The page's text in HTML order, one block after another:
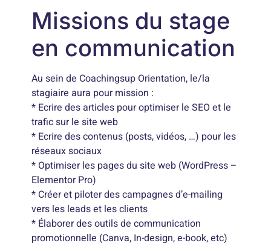
Missions du stage
en communication
Au sein de Coachingsup Orientation, le/la
stagiaire aura pour mission :
* Ecrire des articles pour optimiser le SEO et le
trafic sur le site web
* Ecrire des contenus (posts, vidéos, …) pour les
réseaux sociaux
* Optimiser les pages du site web (WordPress –
Elementor Pro)
* Créer et piloter des campagnes d’e-mailing
vers les leads et les clients
* Élaborer des outils de communication
promotionnelle (Canva, In-design, e-book, etc)